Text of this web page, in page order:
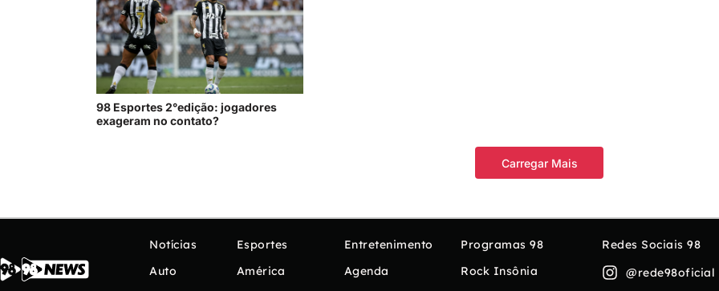
98 Esportes 2°edição: jogadores
exageram no contato?
Carregar Mais
Notícias
Auto
Esportes
América
Entretenimento
Agenda
Programas 98
Rock Insônia
Redes Sociais 98
@rede98oficial